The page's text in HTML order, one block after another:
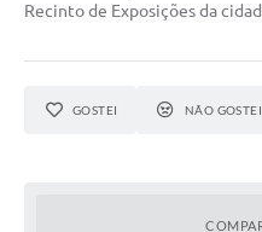
Recinto de Exposições da
GOSTEI NÃO GOSTEI